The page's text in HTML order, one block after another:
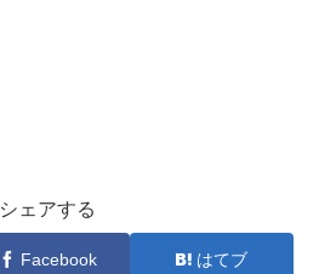
シェアする
Facebook はてブ